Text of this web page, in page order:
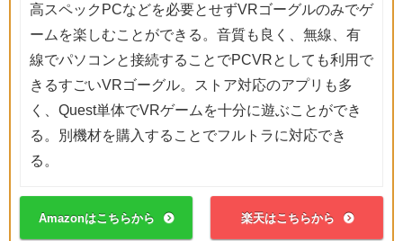
高スペックPCなどを必要とせずVRゴーグルのみでゲ
ームを楽しむことができる。音質も良く、無線、有
線でパソコンと接続することでPCVRとしても利用で
きるすごいVRゴーグル。ストア対応のアプリも多
く、Quest単体でVRゲームを十分に遊ぶことができ
る。別機材を購入することでフルトラに対応でき
る。
Amazonはこちらから 楽天はこちらから